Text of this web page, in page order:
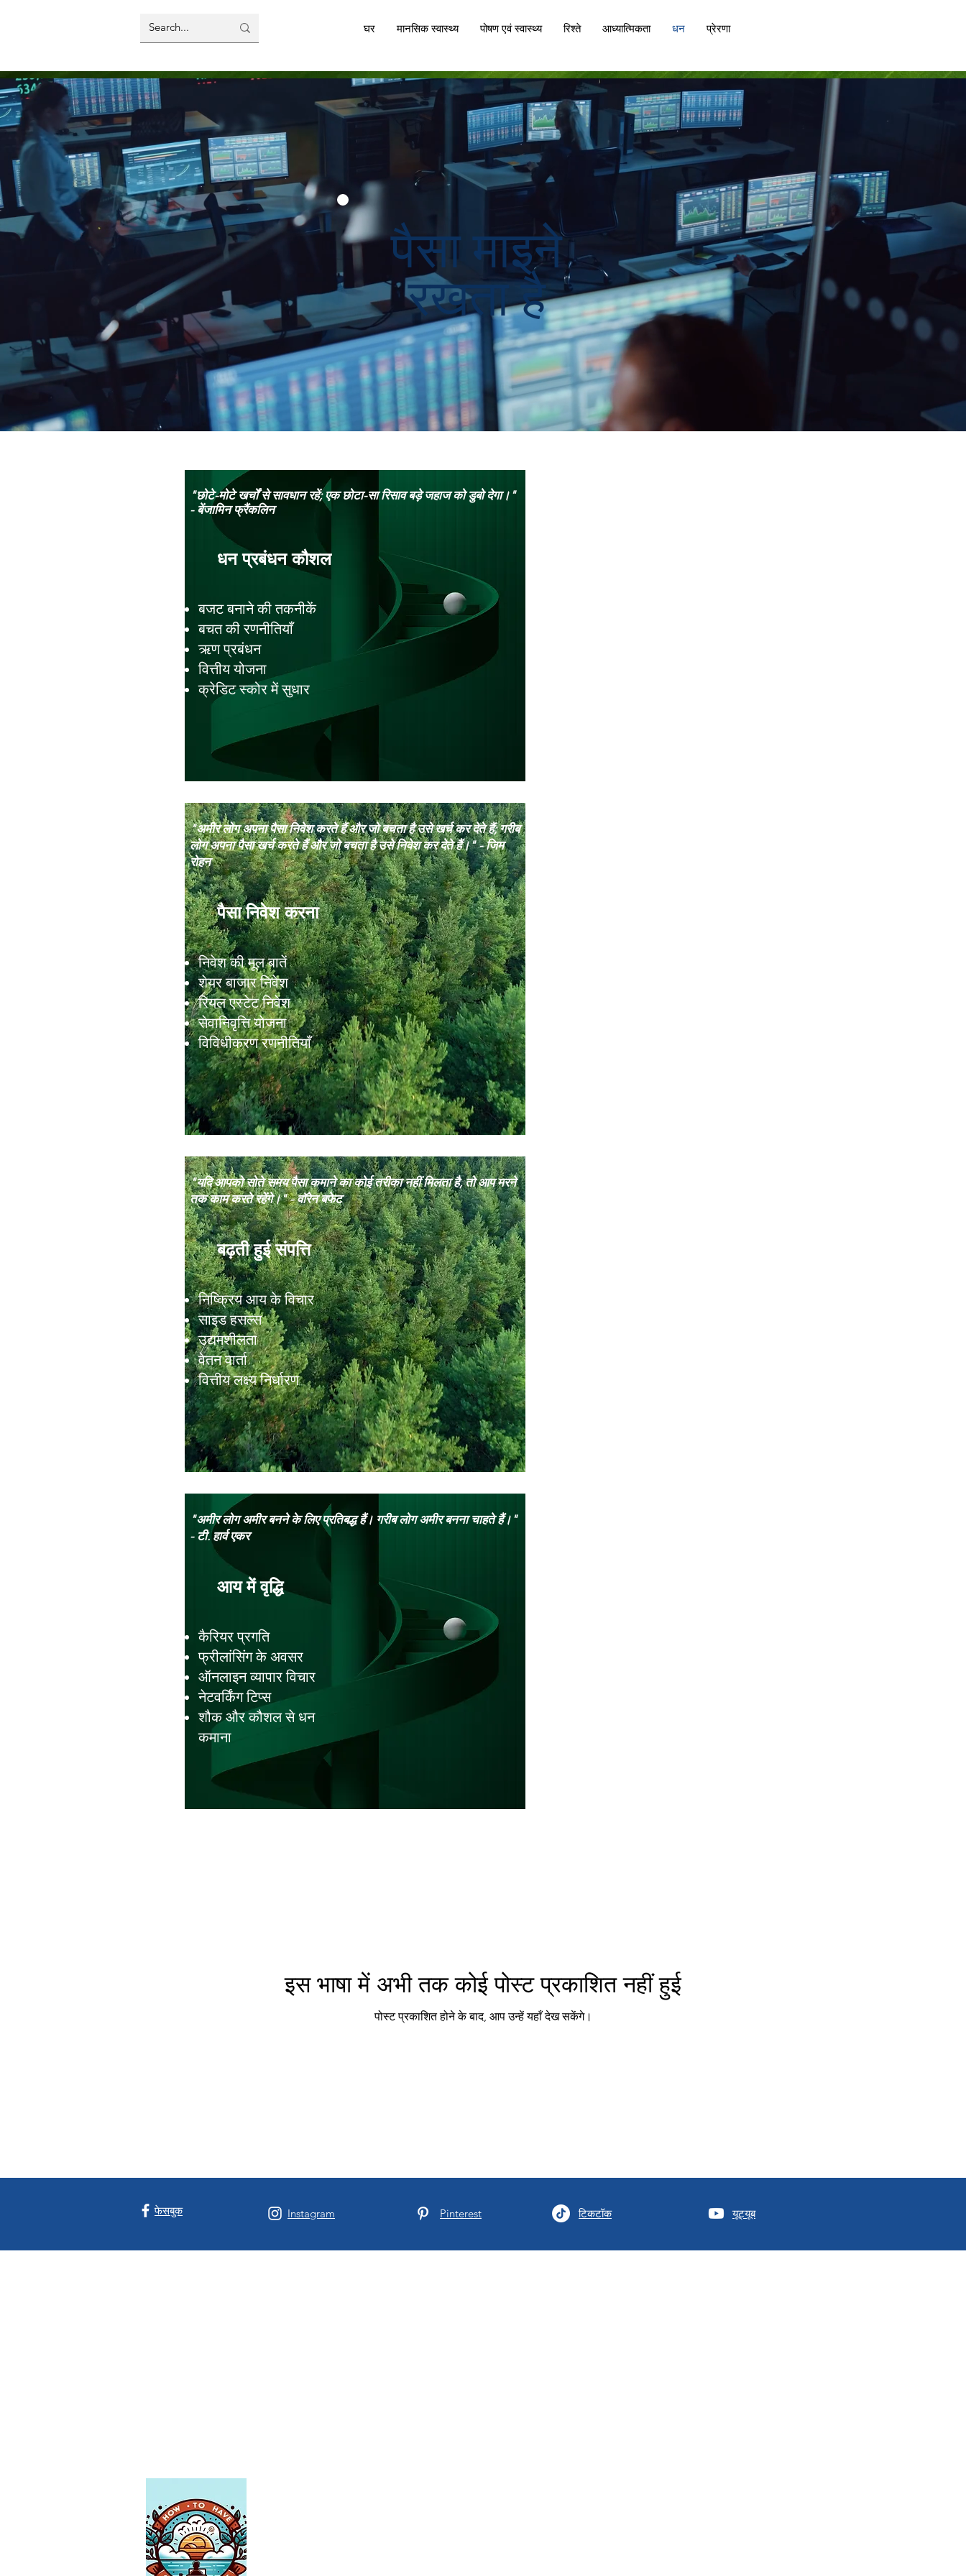
घर मानसिक स्वास्थ्य पोषण एवं स्वास्थ्य रिश्ते आध्यात्मिकता धन प्रेरणा
पैसा माइने
रखता है
"छोटे-मोटे खर्चों से सावधान रहें; एक छोटा-सा रिसाव बड़े जहाज को डुबो देगा।"
- बेंजामिन फ्रैंकलिन
धन प्रबंधन कौशल
बजट बनाने की तकनीकें
बचत की रणनीतियाँ
ऋण प्रबंधन
वित्तीय योजना
क्रेडिट स्कोर में सुधार
"अमीर लोग अपना पैसा निवेश करते हैं और जो बचता है उसे खर्च कर देते हैं; गरीब
लोग अपना पैसा खर्च करते हैं और जो बचता है उसे निवेश कर देते हैं।" - जिम
रोहन
पैसा निवेश करना
निवेश की मूल बातें
शेयर बाजार निवेश
रियल एस्टेट निवेश
सेवानिवृत्ति योजना
विविधीकरण रणनीतियाँ
"यदि आपको सोते समय पैसा कमाने का कोई तरीका नहीं मिलता है, तो आप मरने
तक काम करते रहेंगे।" - वॉरेन बफेट
बढ़ती हुई संपत्ति
निष्क्रिय आय के विचार
साइड हसल्स
उद्यमशीलता
वेतन वार्ता
वित्तीय लक्ष्य निर्धारण
"अमीर लोग अमीर बनने के लिए प्रतिबद्ध हैं। गरीब लोग अमीर बनना चाहते हैं।"
- टी. हार्व एकर
आय में वृद्धि
कैरियर प्रगति
फ्रीलांसिंग के अवसर
ऑनलाइन व्यापार विचार
नेटवर्किंग टिप्स
शौक और कौशल से धन
कमाना
इस भाषा में अभी तक कोई पोस्ट प्रकाशित नहीं हुई
पोस्ट प्रकाशित होने के बाद, आप उन्हें यहाँ देख सकेंगे।
फेसबुक Instagram Pinterest टिकटॉक यूट्यूब